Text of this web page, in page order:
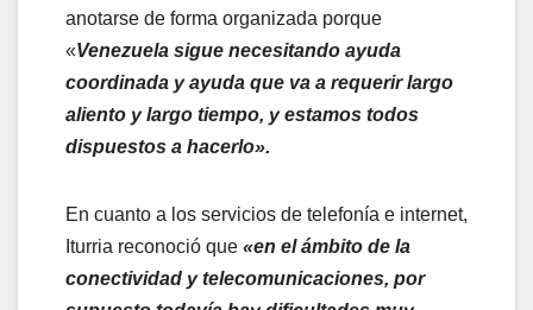
anotarse de forma organizada porque
«Venezuela sigue necesitando ayuda
coordinada y ayuda que va a requerir largo
aliento y largo tiempo, y estamos todos
dispuestos a hacerlo».
​En cuanto a los servicios de telefonía e internet,
Iturria reconoció que «en el ámbito de la
conectividad y telecomunicaciones, por